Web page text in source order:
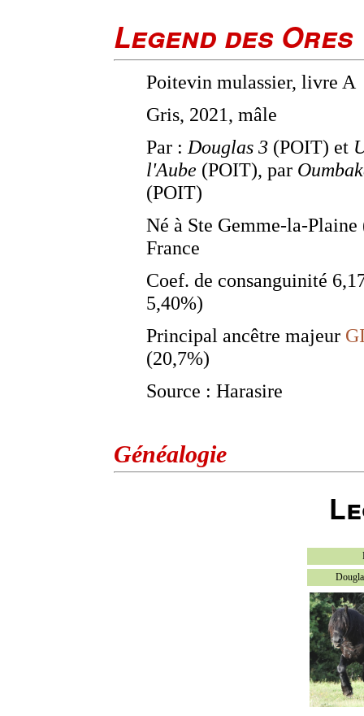
Legend des Ores
Poitevin mulassier, livre A
Gris, 2021, mâle
Par : Douglas 3 (POIT) et
l'Aube (POIT), par
(POIT)
Né à Ste Gemme-la-Plaine
France
Coef. de consanguinité
5,40%)
Principal ancêtre majeur
(20,7%)
Source : Harasire
Généalogie